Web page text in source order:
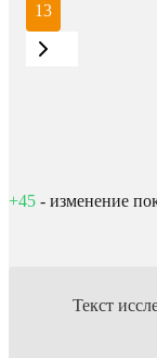
13
+45 - изменение
Текст